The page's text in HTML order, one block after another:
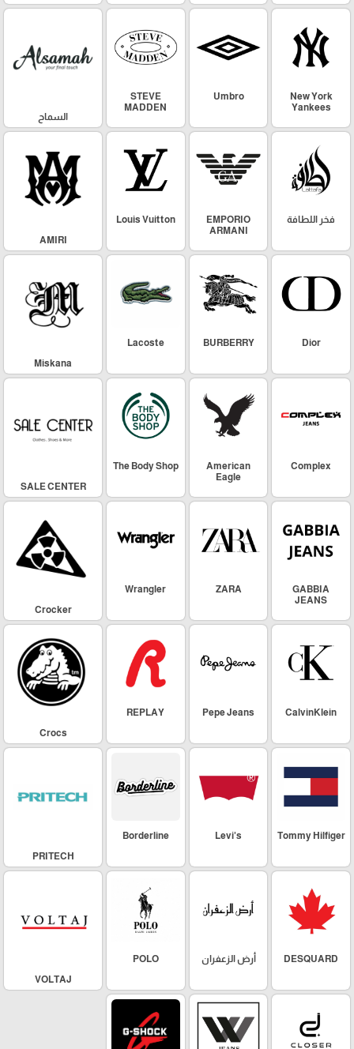
New York
Yankees
Umbro
STEVE
MADDEN
السماح
فخر اللطافة
EMPORIO
ARMANI
Louis Vuitton
AMIRI
Dior
BURBERRY
Lacoste
Miskana
Complex
American
Eagle
The Body Shop
SALE CENTER
GABBIA
JEANS
ZARA
Wrangler
Crocker
CalvinKlein
Pepe Jeans
REPLAY
Crocs
Tommy Hilfiger
Levi's
Borderline
PRITECH
DESQUARD أرض الزعفران
POLO
VOLTAJ